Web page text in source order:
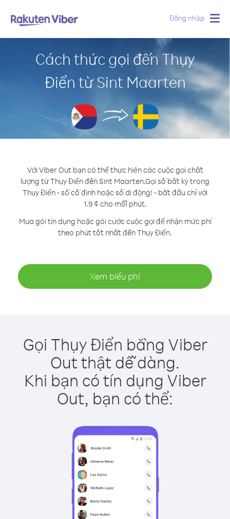
Đăng nhập
Cách thức gọi đến Thụy
Điển từ Sint Maarten
Với Viber Out bạn có thể thực hiện các cuộc gọi chất
lượng từ Thụy Điển đến Sint Maarten.Gọi số bất kỳ trong
Thụy Điển - số cố định hoặc số di động! - bắt đầu chỉ với
1.9 ¢ cho mỗi phút.
Mua gói tín dụng hoặc gói cước cuộc gọi để nhận mức phí
theo phút tốt nhất đến Thụy Điển.
Xem biểu phí
Gọi Thụy Điển bằng Viber
Out thật dễ dàng.
Khi bạn có tín dụng Viber
Out, bạn có thể: